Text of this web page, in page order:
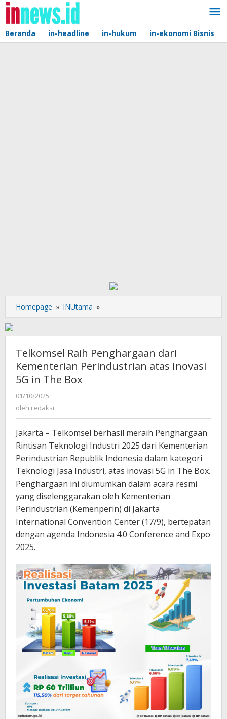
Lewati
konten
Beranda in-headline in-hukum in-ekonomi Bisnis
Homepage » INUtama »
Raih
dari
Kementerian
Perindustrian
atas
Telkomsel Raih Penghargaan dari
Kementerian Perindustrian atas Inovasi
5G in The Box
01/10/2025
redaksi
oleh redaksi
Jakarta – Telkomsel berhasil meraih Penghargaan
Rintisan Teknologi Industri 2025 dari Kementerian
Perindustrian Republik Indonesia dalam kategori
Teknologi Jasa Industri, atas inovasi 5G in The Box.
Penghargaan ini diumumkan dalam acara resmi
yang diselenggarakan oleh Kementerian
Perindustrian (Kemenperin) di Jakarta
International Convention Center (17/9), bertepatan
dengan agenda Indonesia 4.0 Conference and Expo
2025.